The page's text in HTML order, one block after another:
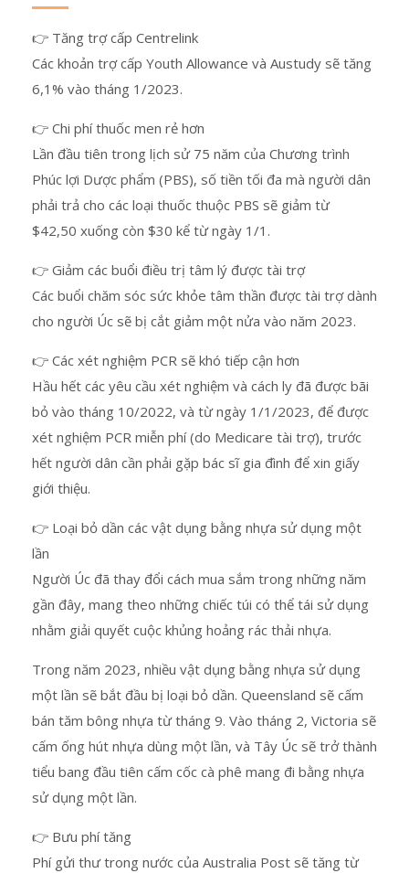
👉 Tăng trợ cấp Centrelink
Các khoản trợ cấp Youth Allowance và Austudy sẽ tăng
6,1% vào tháng 1/2023.
👉 Chi phí thuốc men rẻ hơn
Lần đầu tiên trong lịch sử 75 năm của Chương trình
Phúc lợi Dược phẩm (PBS), số tiền tối đa mà người dân
phải trả cho các loại thuốc thuộc PBS sẽ giảm từ
$42,50 xuống còn $30 kể từ ngày 1/1.
👉 Giảm các buổi điều trị tâm lý được tài trợ
Các buổi chăm sóc sức khỏe tâm thần được tài trợ dành
cho người Úc sẽ bị cắt giảm một nửa vào năm 2023.
👉 Các xét nghiệm PCR sẽ khó tiếp cận hơn
Hầu hết các yêu cầu xét nghiệm và cách ly đã được bãi
bỏ vào tháng 10/2022, và từ ngày 1/1/2023, để được
xét nghiệm PCR miễn phí (do Medicare tài trợ), trước
hết người dân cần phải gặp bác sĩ gia đình để xin giấy
giới thiệu.
👉 Loại bỏ dần các vật dụng bằng nhựa sử dụng một
lần
Người Úc đã thay đổi cách mua sắm trong những năm
gần đây, mang theo những chiếc túi có thể tái sử dụng
nhằm giải quyết cuộc khủng hoảng rác thải nhựa.
Trong năm 2023, nhiều vật dụng bằng nhựa sử dụng
một lần sẽ bắt đầu bị loại bỏ dần. Queensland sẽ cấm
bán tăm bông nhựa từ tháng 9. Vào tháng 2, Victoria sẽ
cấm ống hút nhựa dùng một lần, và Tây Úc sẽ trở thành
tiểu bang đầu tiên cấm cốc cà phê mang đi bằng nhựa
sử dụng một lần.
👉 Bưu phí tăng
Phí gửi thư trong nước của Australia Post sẽ tăng từ